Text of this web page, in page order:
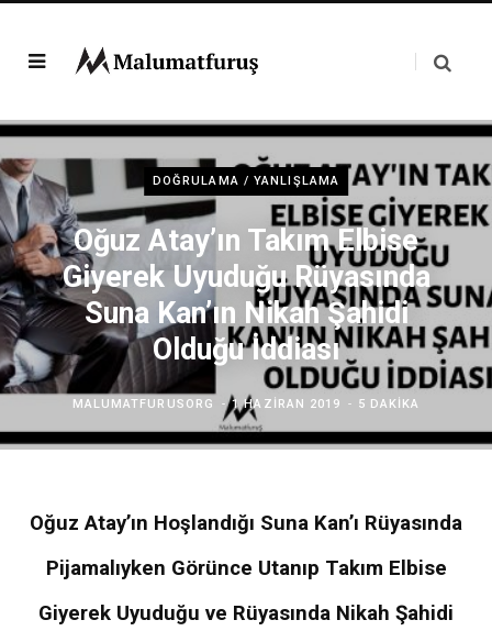
DOĞRULAMA / YANLIŞLAMA
Oğuz Atay’ın Takım Elbise
Giyerek Uyuduğu Rüyasında
Suna Kan’ın Nikah Şahidi
Olduğu İddiası
MALUMATFURUSORG 1 HAZIRAN 2019 5 DAKIKA
Oğuz Atay’ın Hoşlandığı Suna Kan’ı Rüyasında
Pijamalıyken Görünce Utanıp Takım Elbise
Giyerek Uyuduğu ve Rüyasında Nikah Şahidi